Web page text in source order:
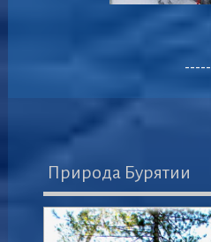
-----
Природа Бурятии